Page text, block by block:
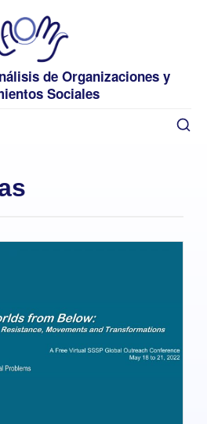
de Organizaciones y
Sociales